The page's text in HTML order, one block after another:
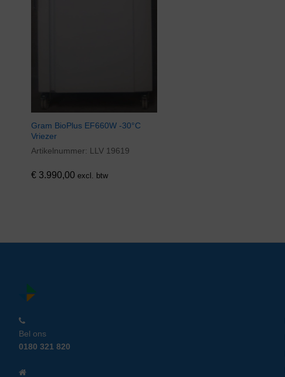
Gram BioPlus EF660W -30°C
Vriezer
Artikelnummer: LLV 19619
€ 3.990,00 excl. btw
Bel ons
0180 321 820